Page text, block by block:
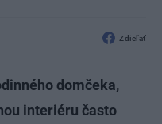
Zdieľať
domčeka,
interiéru často